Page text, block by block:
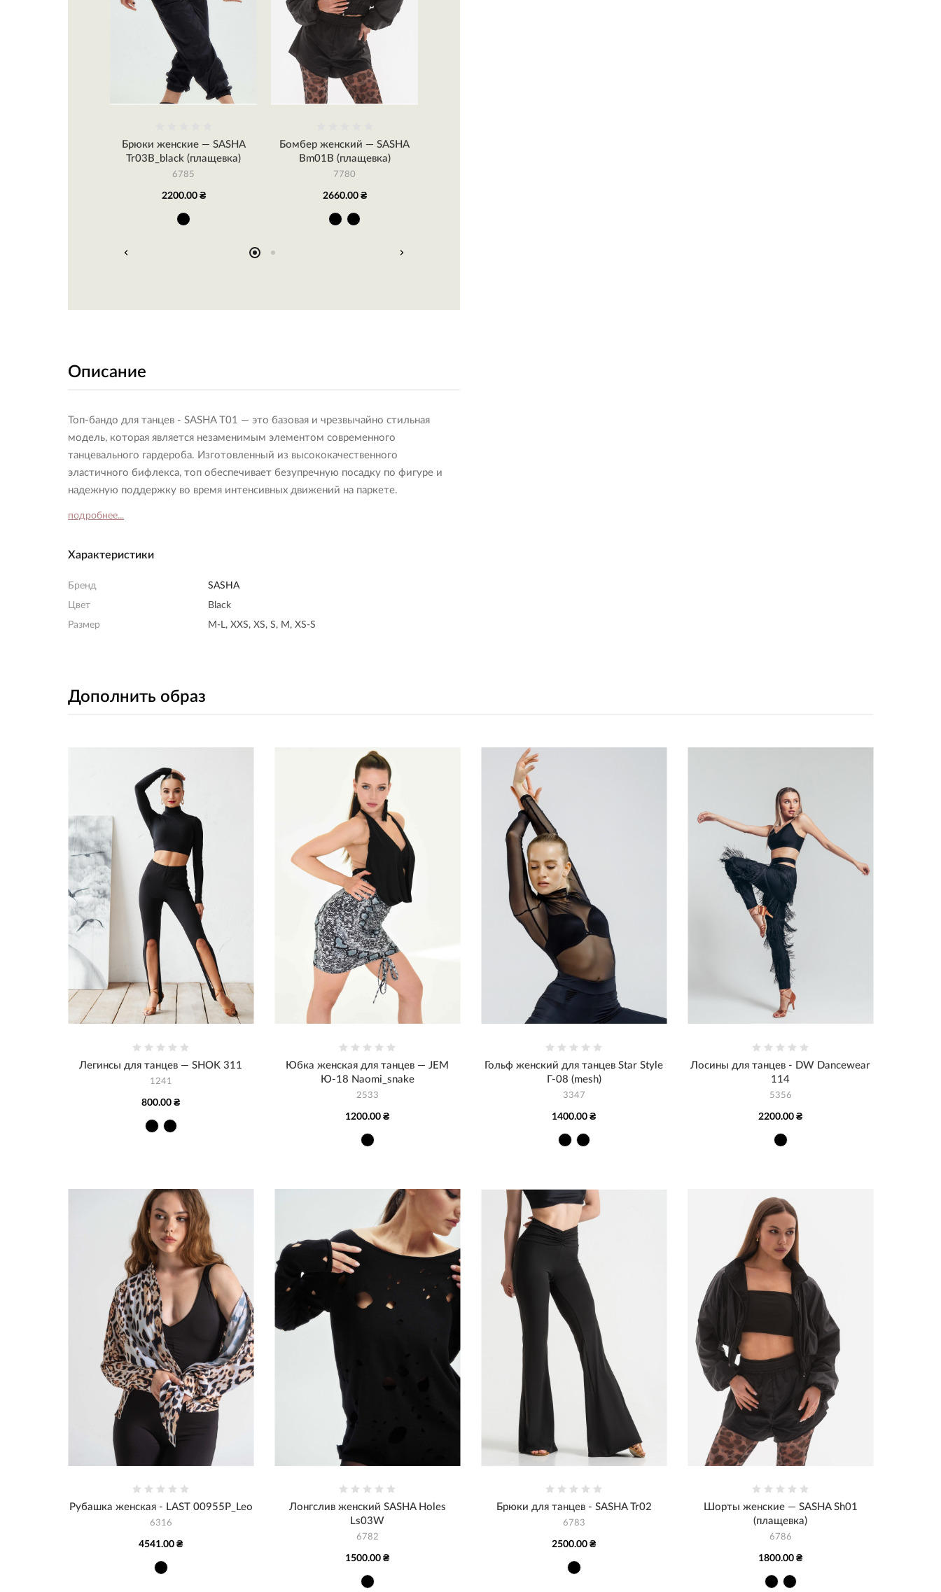
Брюки женские — SASHA
Tr03B_black (плащевка)
6785
2200.00 ₴
Бомбер женский — SASHA
Bm01B (плащевка)
7780
2660.00 ₴
Описание
Топ-бандо для танцев - SASHA T01 — это базовая и чрезвычайно стильная
модель, которая является незаменимым элементом современного
танцевального гардероба. Изготовленный из высококачественного
эластичного бифлекса, топ обеспечивает безупречную посадку по фигуре и
надежную поддержку во время интенсивных движений на паркете.
подробнее...
Характеристики
Бренд
SASHA
Цвет
Black
Размер
M-L, XXS, XS, S, M, XS-S
Дополнить образ
Легинсы для танцев — SHOK 311
1241
800.00 ₴
Юбка женская для танцев — JEM
Ю-18 Naomi_snake
2533
1200.00 ₴
Гольф женский для танцев Star Style
Г-08 (mesh)
3347
1400.00 ₴
Лосины для танцев - DW Dancewear
114
5356
2200.00 ₴
Рубашка женская - LAST 00955P_Leo
6316
4541.00 ₴
Лонгслив женский SASHA Holes
Ls03W
6782
1500.00 ₴
Брюки для танцев - SASHA Tr02
6783
2500.00 ₴
Шорты женские — SASHA Sh01
(плащевка)
6786
1800.00 ₴